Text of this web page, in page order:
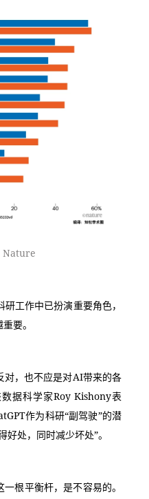
Nature
工作中已扮演重要角色，
要。
对，也不应是对AI带来的各
据科学家Roy Kishony表
作为科研“副驾驶”的潜
处，同时减少坏处”。
根平衡杆，是不容易的。